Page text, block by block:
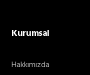
Kurumsal
Hakkımızda